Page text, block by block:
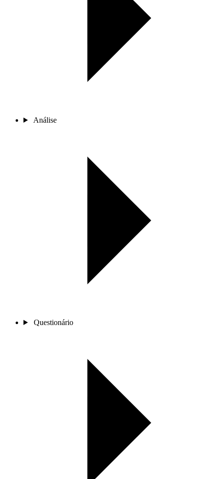
Análise
Questionário